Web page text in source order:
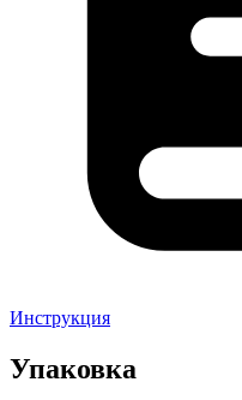
Инструкция
Упаковка